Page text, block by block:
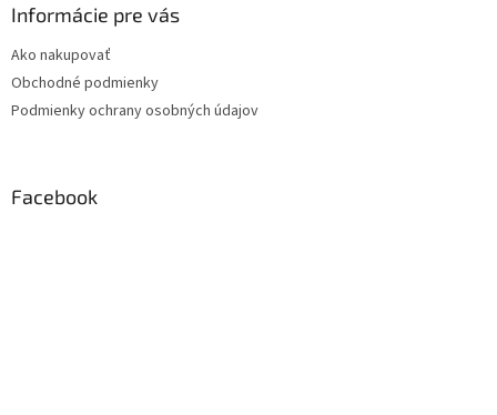
Informácie pre vás
Ako nakupovať
Obchodné podmienky
Podmienky ochrany osobných údajov
Facebook